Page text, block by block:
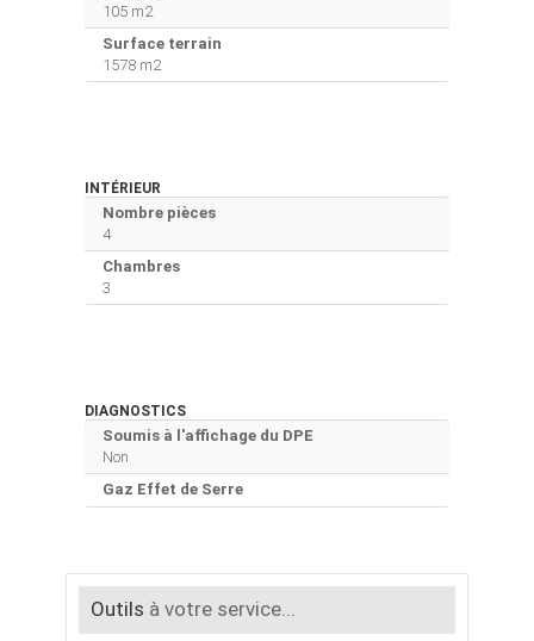
105 m2
Surface terrain
1578 m2
INTÉRIEUR
Nombre pièces
4
Chambres
3
DIAGNOSTICS
Soumis à l'affichage du DPE
Non
Gaz Effet de Serre
Outils à votre service...